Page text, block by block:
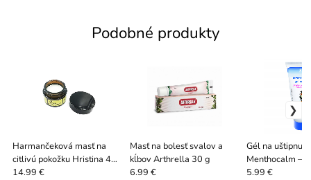
Podobné produkty
Harmančeková masť na
citlivú pokožku Hristina 40
ml
14.99 €
Masť na bolesť svalov a
kĺbov Arthrella 30 g
6.99 €
Gél na
Menthocalm –
úľava (35 ml)
5.99 €